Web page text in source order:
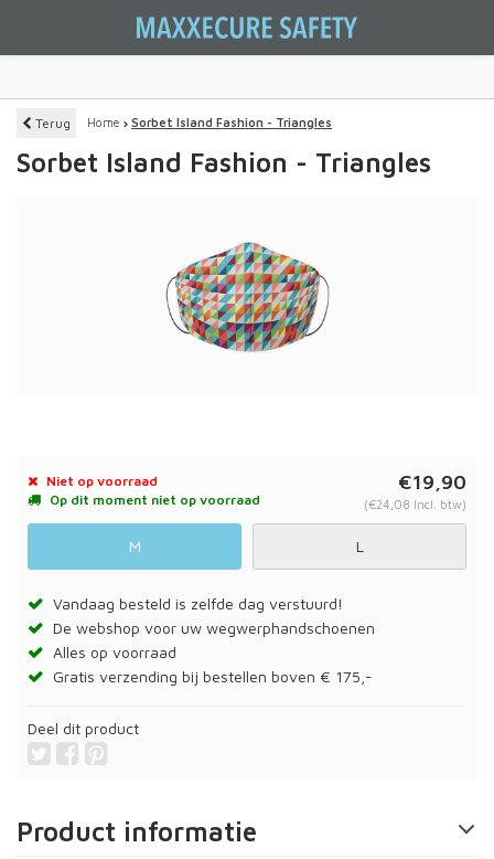
Terug Home Sorbet Island Fashion - Triangles
Sorbet Island Fashion - Triangles
Niet op voorraad
Op dit moment niet op voorraad
€19,90
(€24,08 Incl. btw)
M L
Vandaag besteld is zelfde dag verstuurd!
De webshop voor uw wegwerphandschoenen
Alles op voorraad
Gratis verzending bij bestellen boven € 175,-
Deel dit product
Product informatie